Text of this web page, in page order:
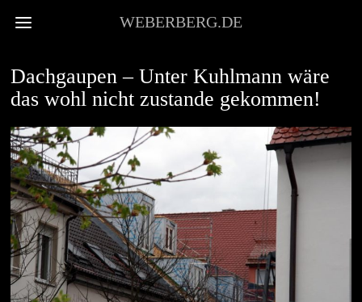
WEBERBERG.DE
Dachgaupen – Unter Kuhlmann wäre
das wohl nicht zustande gekommen!